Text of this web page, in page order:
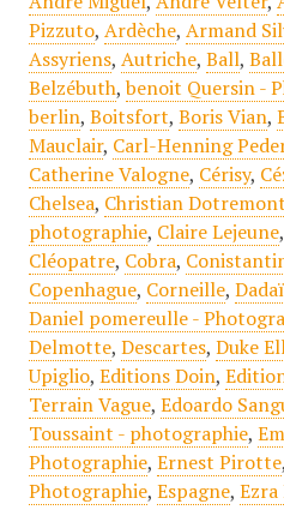
Pizzuto, Ardèche, Armand
Assyriens, Autriche, Ball,
Belzébuth,benoit Quersin -
berlin, Boitsfort, Boris Vian,
Mauclair, Carl-Henning
Catherine Valogne, Cérisy,
Chelsea, Christian Dotremont
photographie, Claire Lejeune,
Cléopatre, Cobra,
Copenhague, Corneille,
Daniel pomereulle -
Delmotte, Descartes, Duke
Upiglio, Editions Doin,
Terrain Vague, Edoardo
Toussaint - photographie,
Photographie, Ernest Pirotte,
Photographie, Espagne, Ezra